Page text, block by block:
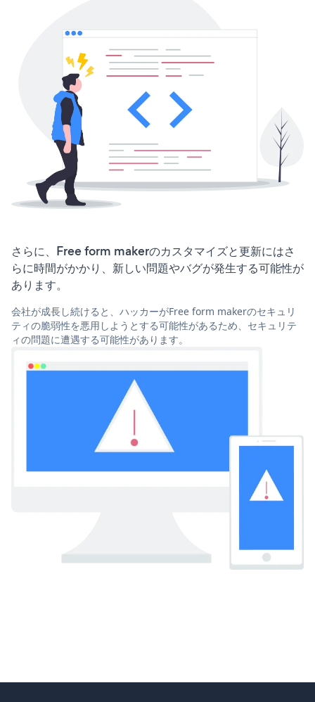
さらに、Free form makerのカスタマイズと更新にはさ
らに時間がかかり、新しい問題やバグが発生する可能性が
あります。
会社が成長し続けると、ハッカーがFree form makerのセキュリ
ティの脆弱性を悪用しようとする可能性があるため、セキュリテ
ィの問題に遭遇する可能性があります。